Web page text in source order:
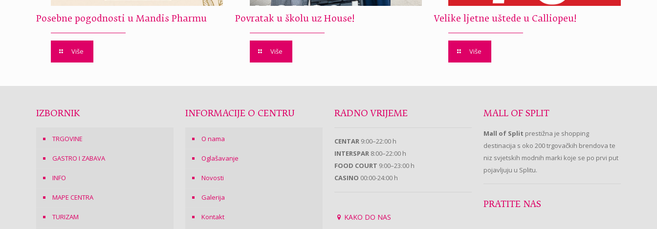
Posebne pogodnosti u Mandis Pharmu
Više
Povratak u školu uz House!
Više
Velike ljetne uštede u Calliopeu!
Više
IZBORNIK
TRGOVINE
GASTRO I ZABAVA
INFO
MAPE CENTRA
TURIZAM
INFORMACIJE O CENTRU
O nama
Oglašavanje
Novosti
Galerija
Kontakt
RADNO VRIJEME
CENTAR 9:00–22:00 h
INTERSPAR 8:00–22:00 h
FOOD COURT 9:00–23:00 h
CASINO 00:00-24:00 h
KAKO DO NAS
MALL OF SPLIT
Mall of Split prestižna je shopping
destinacija s oko 200 trgovačkih brendova te
niz svjetskih modnih marki koje se po prvi put
pojavljuju u Splitu.
PRATITE NAS